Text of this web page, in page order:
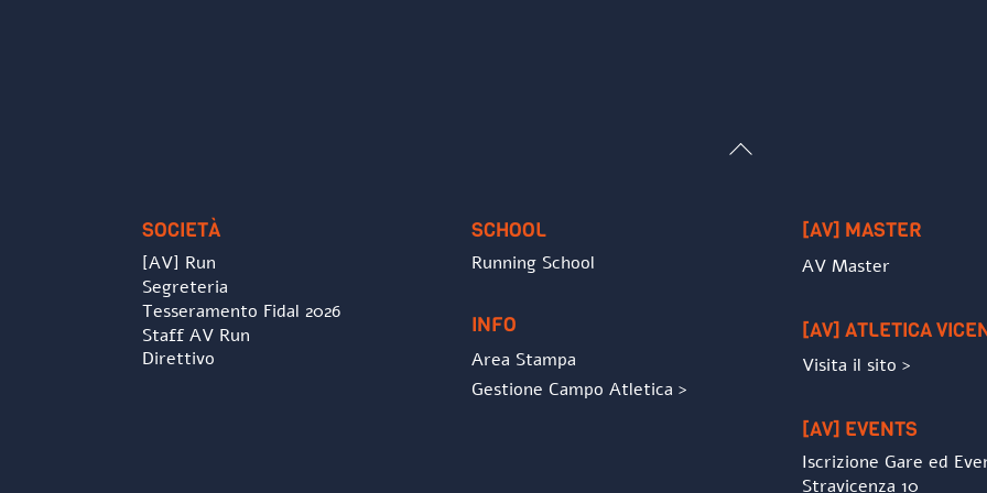
Back
SOCIETÀ
[AV] Run
Segreteria
Tesseramento Fidal 2026
Staff AV Run
Direttivo
SCHOOL
Running School
INFO
Area Stampa
Gestione Campo Atletica >
[AV] MASTER
AV Master
[AV] ATLETICA
Visita il sito >
[AV] EVENTS
Iscrizione Gare ed
Stravicenza 10